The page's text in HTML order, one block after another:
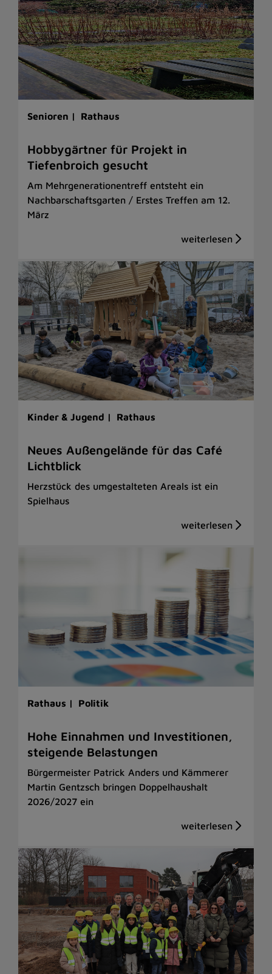
Senioren | Rathaus
Hobbygärtner für Projekt in
Tiefenbroich gesucht
Am Mehrgenerationentreff entsteht ein
Nachbarschaftsgarten / Erstes Treffen am 12.
März
Kinder & Jugend | Rathaus
Neues Außengelände für das Café
Lichtblick
Herzstück des umgestalteten Areals ist ein
Spielhaus
Rathaus | Politik
Hohe Einnahmen und Investitionen,
steigende Belastungen
Bürgermeister Patrick Anders und Kämmerer
Martin Gentzsch bringen Doppelhaushalt
2026/2027 ein